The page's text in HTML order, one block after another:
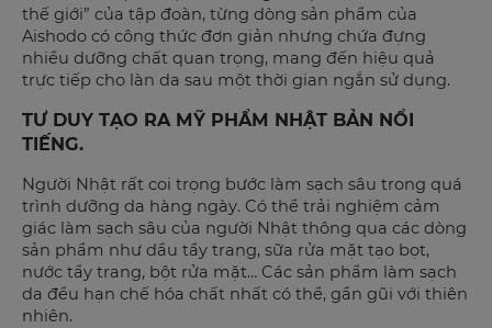
thế giới” của tập đoàn, từng dòng sản phẩm của
Aishodo có công thức đơn giản nhưng chứa đựng
nhiều dưỡng chất quan trọng, mang đến hiệu quả
trực tiếp cho làn da sau một thời gian ngắn sử dụng.
TƯ DUY TẠO RA MỸ PHẨM NHẬT BẢN NỔI
TIẾNG.
Người Nhật rất coi trọng bước làm sạch sâu trong quá
trình dưỡng da hàng ngày. Có thể trải nghiệm cảm
giác làm sạch sâu của người Nhật thông qua các dòng
sản phẩm như dầu tẩy trang, sữa rửa mặt tạo bọt,
nước tẩy trang, bột rửa mặt… Các sản phẩm làm sạch
da đều hạn chế hóa chất nhất có thể, gần gũi với thiên
nhiên.